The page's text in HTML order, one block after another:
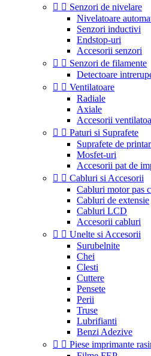
  Senzori de nivelare
Nivelatoare
Senzori inductivi
Endstop-uri
Accesorii senzori
  Senzori de filamente
Detectoare
  Ventilatoare
Radiale
Axiale
Accesorii
  Paturi si Suprafete
Suprafete de
Mosfet-uri
Accesorii pat de
  Cabluri si Accesorii
Cabluri motor pas
Cabluri de extensie
Cabluri LCD
Accesorii cabluri
  Unelte si Accesorii
Surubelnite
Chei
Clesti
Cuttere
Pensete
Perii
Truse
Lubrifianti
Benzi Adezive
  Piese imprimante